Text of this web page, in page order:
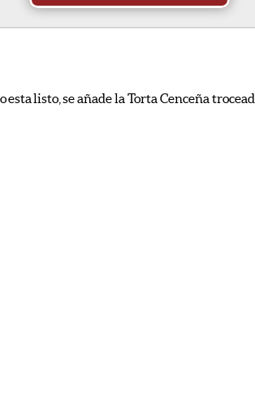
listo, se añade la Torta Cenceña